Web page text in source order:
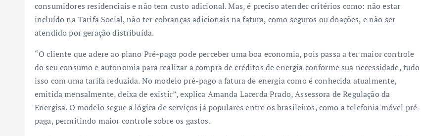
consumidores residenciais e não tem custo adicional. Mas, é preciso atender critérios como: não estar
incluído na Tarifa Social, não ter cobranças adicionais na fatura, como seguros ou doações, e não ser
atendido por geração distribuída.
“O cliente que adere ao plano Pré-pago pode perceber uma boa economia, pois passa a ter maior controle
do seu consumo e autonomia para realizar a compra de créditos de energia conforme sua necessidade, tudo
isso com uma tarifa reduzida. No modelo pré-pago a fatura de energia como é conhecida atualmente,
emitida mensalmente, deixa de existir”, explica Amanda Lacerda Prado, Assessora de Regulação da
Energisa. O modelo segue a lógica de serviços já populares entre os brasileiros, como a telefonia móvel pré-
paga, permitindo maior controle sobre os gastos.